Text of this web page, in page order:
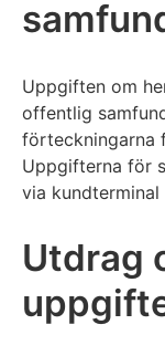
Uppgiften om
offentlig
förteckningarna
Uppgifterna för
via
Utdrag